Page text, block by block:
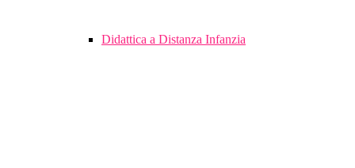
Didattica a Distanza Infanzia